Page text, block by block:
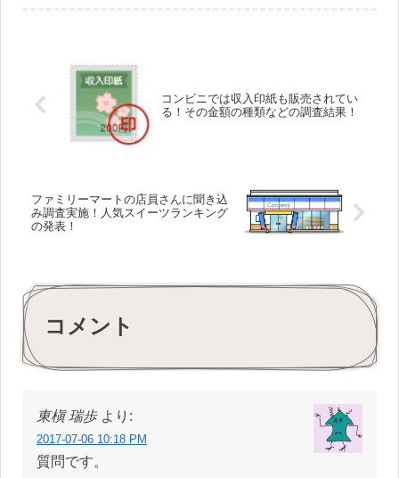
コンビニでは収入印紙も販売されてい
る！その金額の種類などの調査結果！
ファミリーマートの店員さんに聞き込
み調査実施！人気スイーツランキング
の発表！
コメント
東槇 瑞歩 より:
2017-07-06 10:18 PM
質問です。